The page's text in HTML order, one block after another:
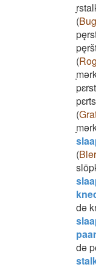
(
(
(
(
dǝ
dǝ